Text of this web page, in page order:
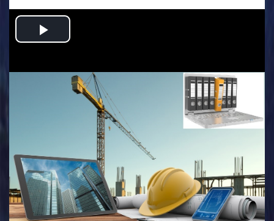
Play
Video